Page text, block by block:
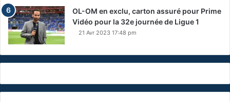
OL-OM en exclu, carton assuré pour Prime
Vidéo pour la 32e journée de Ligue 1
21 Avr 2023 17:48 pm